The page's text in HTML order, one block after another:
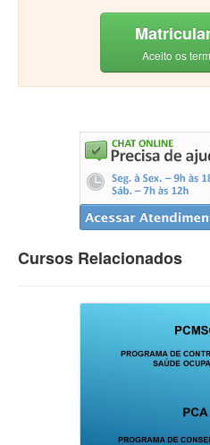
Aceito os
Cursos Relacionados